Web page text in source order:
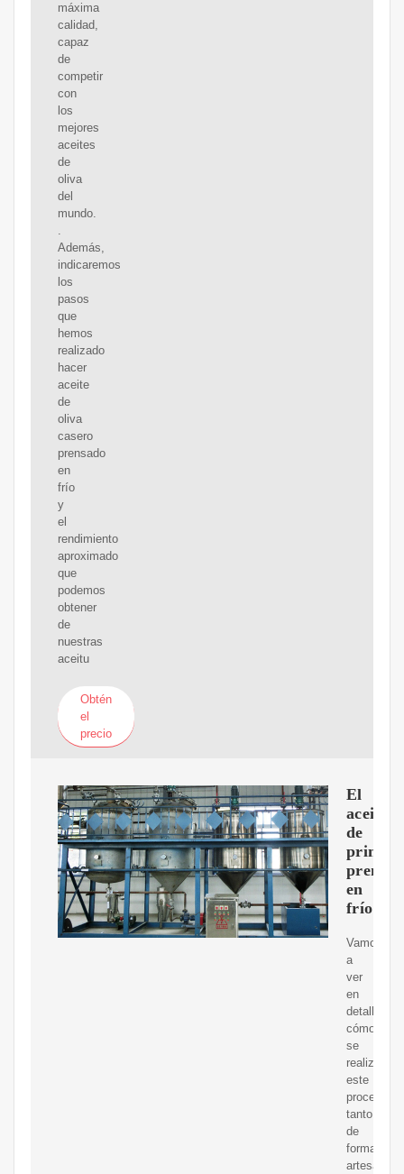
máxima
calidad,
capaz
de
competir
con
los
mejores
aceites
de
oliva
del
mundo.
.
Además,
indicaremos
los
pasos
que
hemos
realizado
hacer
aceite
de
oliva
casero
prensado
en
frío
y
el
rendimiento
aproximado
que
podemos
obtener
de
nuestras
aceitu
Obtén
el
precio
El
aceite
de
en
frío
Vamos
a
ver
en
detalle
cómo
se
realiza
este
proceso
tanto
de
forma
artesanal